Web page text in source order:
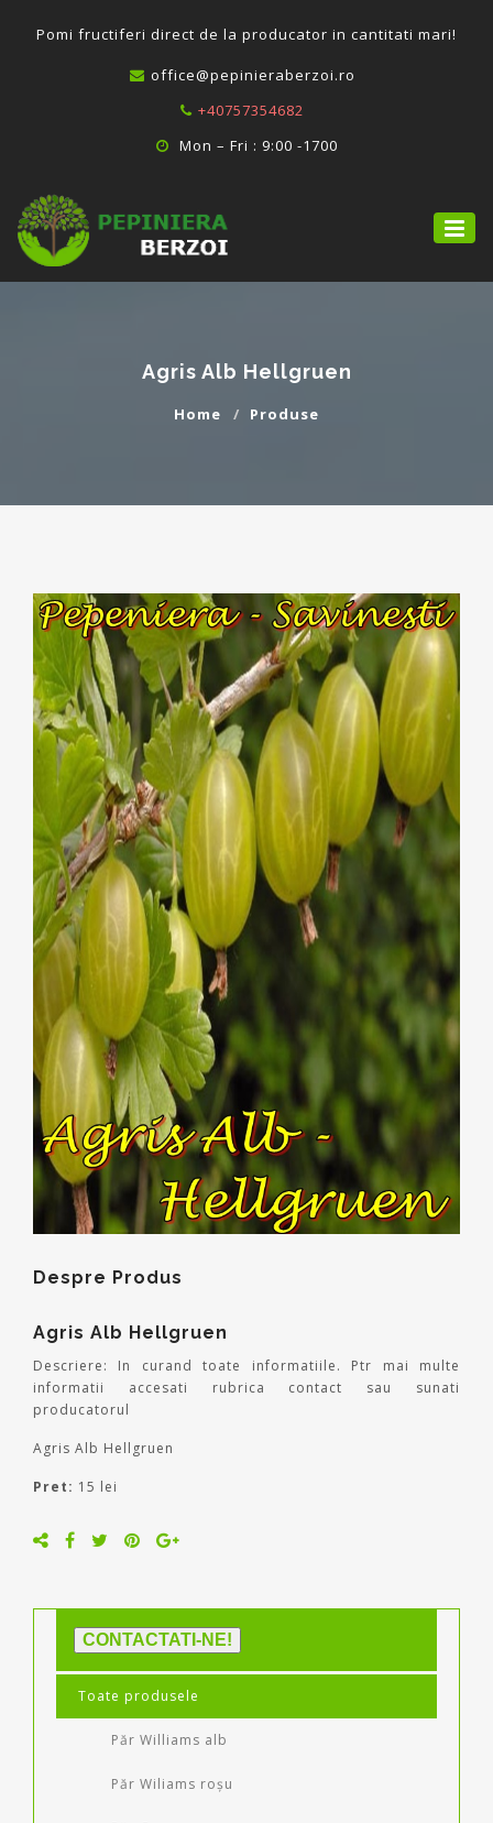
Pomi fructiferi direct de la producator in cantitati mari!
office@pepinieraberzoi.ro
+40757354682
Mon – Fri : 9:00 -1700
Agris Alb Hellgruen
Home Produse
Despre Produs
Agris Alb Hellgruen
Descriere: In curand toate informatiile. Ptr mai multe
informatii accesati rubrica contact sau sunati
producatorul
Agris Alb Hellgruen
Pret: 15 lei
CONTACTATI-NE!
Toate produsele
Păr Williams alb
Păr Wiliams roșu